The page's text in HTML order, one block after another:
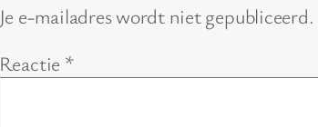
Je e-mailadres wordt niet gepubliceerd.
Reactie *